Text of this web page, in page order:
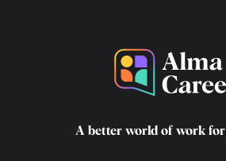
A better world of work for